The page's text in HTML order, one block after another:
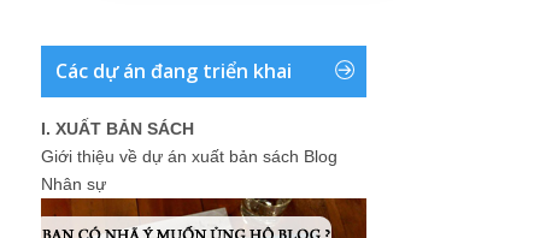
Các dự án đang triển khai
I. XUẤT BẢN SÁCH
Giới thiệu về dự án xuất bản sách Blog
Nhân sự